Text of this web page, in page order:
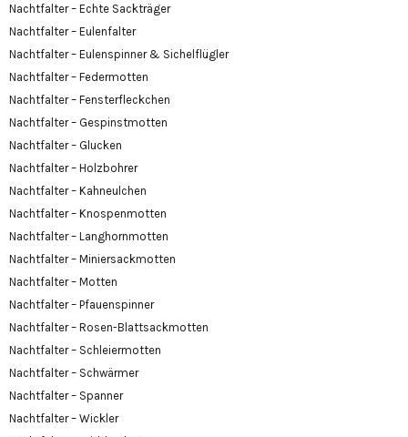
Nachtfalter – Echte Sackträger
Nachtfalter – Eulenfalter
Nachtfalter – Eulenspinner & Sichelflügler
Nachtfalter – Federmotten
Nachtfalter – Fensterfleckchen
Nachtfalter – Gespinstmotten
Nachtfalter – Glucken
Nachtfalter – Holzbohrer
Nachtfalter – Kahneulchen
Nachtfalter – Knospenmotten
Nachtfalter – Langhornmotten
Nachtfalter – Miniersackmotten
Nachtfalter – Motten
Nachtfalter – Pfauenspinner
Nachtfalter – Rosen-Blattsackmotten
Nachtfalter – Schleiermotten
Nachtfalter – Schwärmer
Nachtfalter – Spanner
Nachtfalter – Wickler